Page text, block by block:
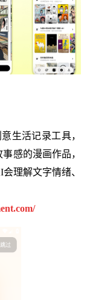
生活记录工具，
感的漫画作品，
理解文字情绪、